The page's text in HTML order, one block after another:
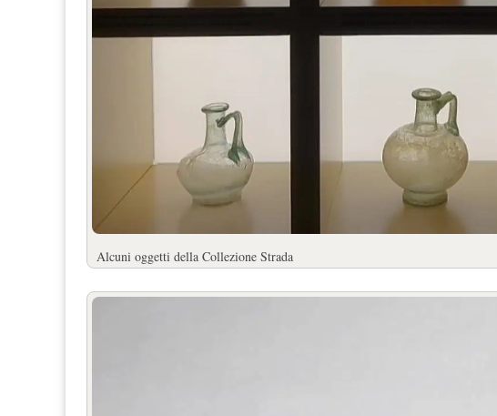
Alcuni oggetti della Collezione Strada